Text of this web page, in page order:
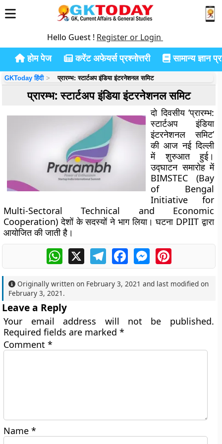
Hello Guest ! Register or Login
होम पेज करेंट अफेयर्स प्रश्नोत्तरी सामान्य ज्ञान
GKToday हिंदी प्रारम्भ: स्टार्टअप इंडिया इंटरनेशनल समिट
प्रारम्भ: स्टार्टअप इंडिया इंटरनेशनल समिट
दो दिवसीय ‘प्रारम्भ:
स्टार्टअप इंडिया
इंटरनेशनल समिट’
की आज नई दिल्ली
में शुरुआत हुई।
उद्घाटन समारोह में
BIMSTEC (Bay
of Bengal
Initiative for
Multi-Sectoral Technical and Economic
Cooperation) देशों के सदस्यों ने भाग लिया। घटना DPIIT द्वारा
आयोजित की जाती है।
WhatsApp
X TelegramFacebookMessengerPinterest
Originally written on February 3, 2021 and last modified on
February 3, 2021 .
Leave a Reply
Your email address will not be published.
Required fields are marked*
Comment*
Name*